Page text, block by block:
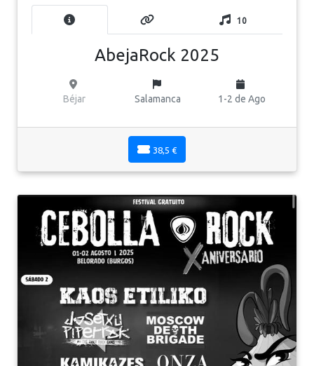
10
AbejaRock 2025
Béjar Salamanca 1-2 de Ago
38,5 €